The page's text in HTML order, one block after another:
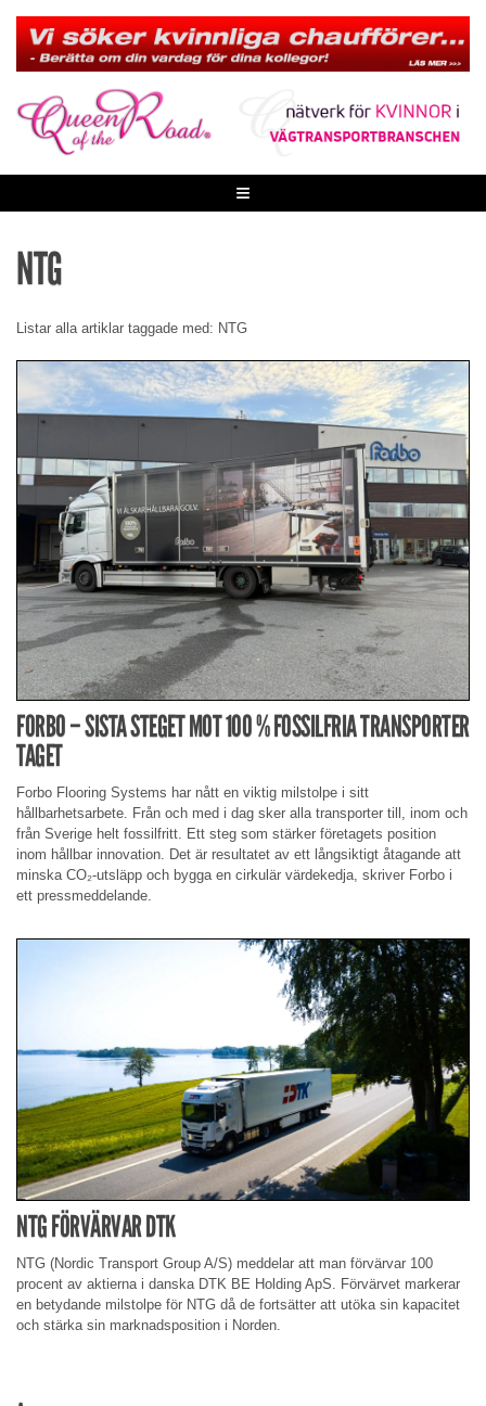
content
≡
NTG
Listar alla artiklar taggade med: NTG
FORBO – SISTA STEGET MOT 100 % FOSSILFRIA TRANSPORTER
TAGET
Forbo Flooring Systems har nått en viktig milstolpe i sitt
hållbarhetsarbete. Från och med i dag sker alla transporter till, inom och
från Sverige helt fossilfritt. Ett steg som stärker företagets position
inom hållbar innovation. Det är resultatet av ett långsiktigt åtagande att
minska CO₂-utsläpp och bygga en cirkulär värdekedja, skriver Forbo i
ett pressmeddelande.
NTG FÖRVÄRVAR DTK
NTG (Nordic Transport Group A/S) meddelar att man förvärvar 100
procent av aktierna i danska DTK BE Holding ApS. Förvärvet markerar
en betydande milstolpe för NTG då de fortsätter att utöka sin kapacitet
och stärka sin marknadsposition i Norden.